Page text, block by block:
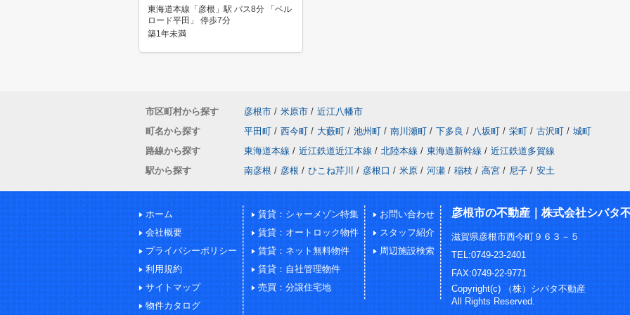
東海道本線「彦根」駅 バス8分 「ベル
ロード平田」 停歩7分
築1年未満
市区町村から探す 彦根市 / 米原市 / 近江八幡市
町名から探す
平田町 / 西今町 / 大藪町 / 池州町 / 南川瀬町 / 下多良 / 八坂町 / 栄町 / 古沢町 / 城町
路線から探す
東海道本線 / 近江鉄道近江本線 / 北陸本線 / 東海道新幹線 / 近江鉄道多賀線
駅から探す
南彦根 / 彦根 / ひこね芹川 / 彦根口 / 米原 / 河瀬 / 稲枝 / 高宮 / 尼子 / 安土
ホーム
会社概要
プライバシーポリシー
利用規約
サイトマップ
物件カタログ
賃貸：シャーメゾン特集
賃貸：オートロック物件
賃貸：ネット無料物件
賃貸：自社管理物件
売買：分譲住宅地
お問い合わせ
スタッフ紹介
周辺施設検索
彦根市の不動産｜株式会社シバタ
滋賀県彦根市西今町９６３－５
TEL:0749-23-2401
FAX:0749-22-9771
Copyright(c) （株）シバタ不動産
All Rights Reserved.